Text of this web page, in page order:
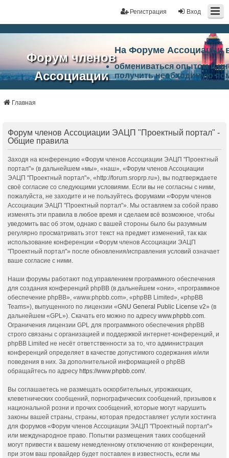
Вход
Регистрация
Форум членов
Ассоциации
портал"
На Форуме Ассоциации
обмениваться опытом и
получить необходимую
работа Форума
Ассоциации и успехам в
Ассоциации.
Главная
Форум членов Ассоциации ЭАЦП "Проектный портал" -
Общие правила
Заходя на конференцию «Форум членов Ассоциации ЭАЦП "Проектный
портал"» (в дальнейшем «мы», «наш», «Форум членов Ассоциации
ЭАЦП "Проектный портал"», «http://forum.sroprp.ru»), вы подтверждаете
своё согласие со следующими условиями. Если вы не согласны с ними,
пожалуйста, не заходите и не пользуйтесь форумами «Форум членов
Ассоциации ЭАЦП "Проектный портал"». Мы оставляем за собой право
изменять эти правила в любое время и сделаем всё возможное, чтобы
уведомить вас об этом, однако с вашей стороны было бы разумным
регулярно просматривать этот текст на предмет изменений, так как
использование конференции «Форум членов Ассоциации ЭАЦП
"Проектный портал"» после обновления/исправления условий означает
ваше согласие с ними.
Наши форумы работают под управлением программного обеспечения
для создания конференций phpBB (в дальнейшем «они», «программное
обеспечение phpBB», «www.phpbb.com», «phpBB Limited», «phpBB
Teams»), выпущенного по лицензии «GNU General Public License v2» (в
дальнейшем «GPL»). Скачать его можно по адресу www.phpbb.com
Ограничения лицензии GPL для программного обеспечения phpBB
строго связаны с организацией и поддержкой интернет-конференций, и
phpBB Limited не несёт ответственности за то, что администрация
конференций определяет в качестве допустимого содержания и/или
поведения в них. За дополнительной информацией о phpBB
обращайтесь по адресу https://www.phpbb.com/.
Вы соглашаетесь не размещать оскорбительных, угрожающих,
клеветнических сообщений, порнографических сообщений, призывов к
национальной розни и прочих сообщений, которые могут нарушить
законы вашей страны, страны, которая предоставляет услуги хостинга
для форумов «Форум членов Ассоциации ЭАЦП "Проектный портал"»
или международное право. Попытки размещения таких сообщений
могут привести к вашему немедленному отключению от конференции,
при этом ваш провайдер будет поставлен в известность, если мы